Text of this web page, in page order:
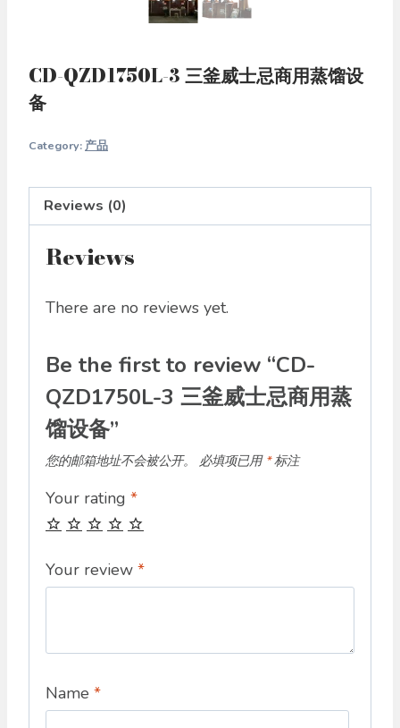
CD-QZD1750L-3 三釜威士忌商用蒸馏设
备
Category: 产品
Reviews (0)
Reviews
There are no reviews yet.
Be the first to review “CD-
QZD1750L-3 三釜威士忌商用蒸
馏设备”
您的邮箱地址不会被公开。 必填项已用 *标注
Your rating *
Your review *
Name *